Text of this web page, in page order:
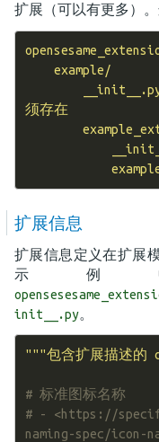
扩展（可以有更多）
须存在
扩展信息
扩展信息定义在扩展
示例
init__.py。
"""包含扩展描述的
# 标准图标名称
# - <https://
naming-spec/icon-